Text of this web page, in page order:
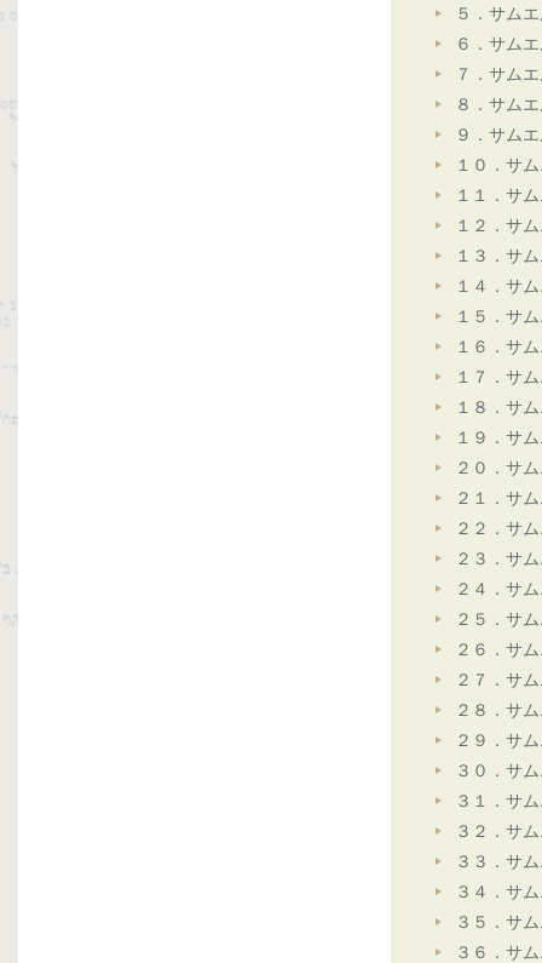
５．サム
６．サム
７．サム
８．サム
９．サム
１０．サ
１１．サ
１２．サ
１３．サ
１４．サ
１５．サ
１６．サ
１７．サ
１８．サ
１９．サ
２０．サ
２１．サ
２２．サ
２３．サ
２４．サ
２５．サ
２６．サ
２７．サ
２８．サ
２９．サ
３０．サ
３１．サ
３２．サ
３３．サ
３４．サ
３５．サ
３６．サ